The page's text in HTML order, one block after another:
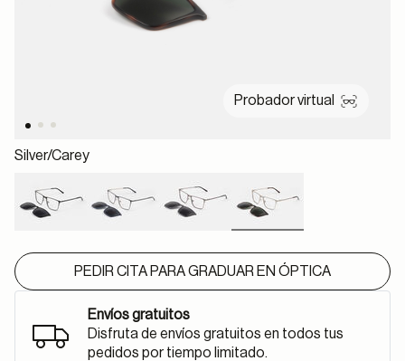
Probador virtual
Silver/carey
PEDIR CITA PARA GRADUAR EN ÓPTICA
Envíos gratuitos
Disfruta de envíos gratuitos en todos tus
pedidos por tiempo limitado.